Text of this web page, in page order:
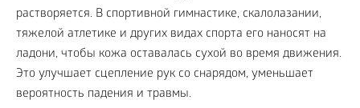
растворяется. В спортивной гимнастике, скалолазании,
тяжелой атлетике и других видах спорта его наносят на
ладони, чтобы кожа оставалась сухой во время движения.
Это улучшает сцепление рук со снарядом, уменьшает
вероятность падения и травмы.